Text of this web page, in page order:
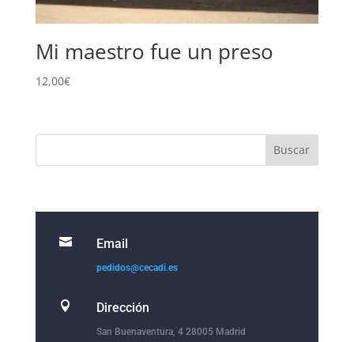
Mi maestro fue un preso
12,00€
 Email
pedidos@cecadi.es
 Dirección
San Buenaventura, 4 28005 Madrid